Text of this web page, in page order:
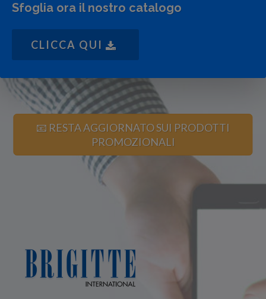
Sfoglia ora il nostro catalogo
CLICCA QUI
📧 RESTA AGGIORNATO SUI PRODOTTI
PROMOZIONALI